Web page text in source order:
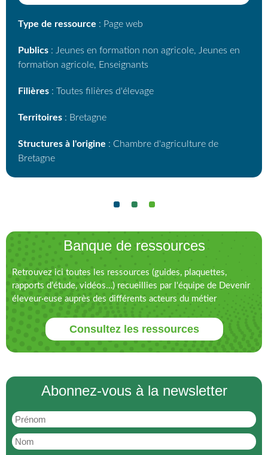
Type de ressource : Page web
Publics : Jeunes en formation non agricole, Jeunes en
formation agricole, Enseignants
Filières : Toutes filières d'élevage
Territoires : Bretagne
Structures à l'origine : Chambre d'agriculture de
Bretagne
Banque de ressources
Retrouvez ici toutes les ressources (guides, plaquettes,
rapports d’étude, vidéos…) recueillies par l'équipe de Devenir
éleveur·euse auprès des différents acteurs du métier
Consultez les ressources
Abonnez-vous à la newsletter